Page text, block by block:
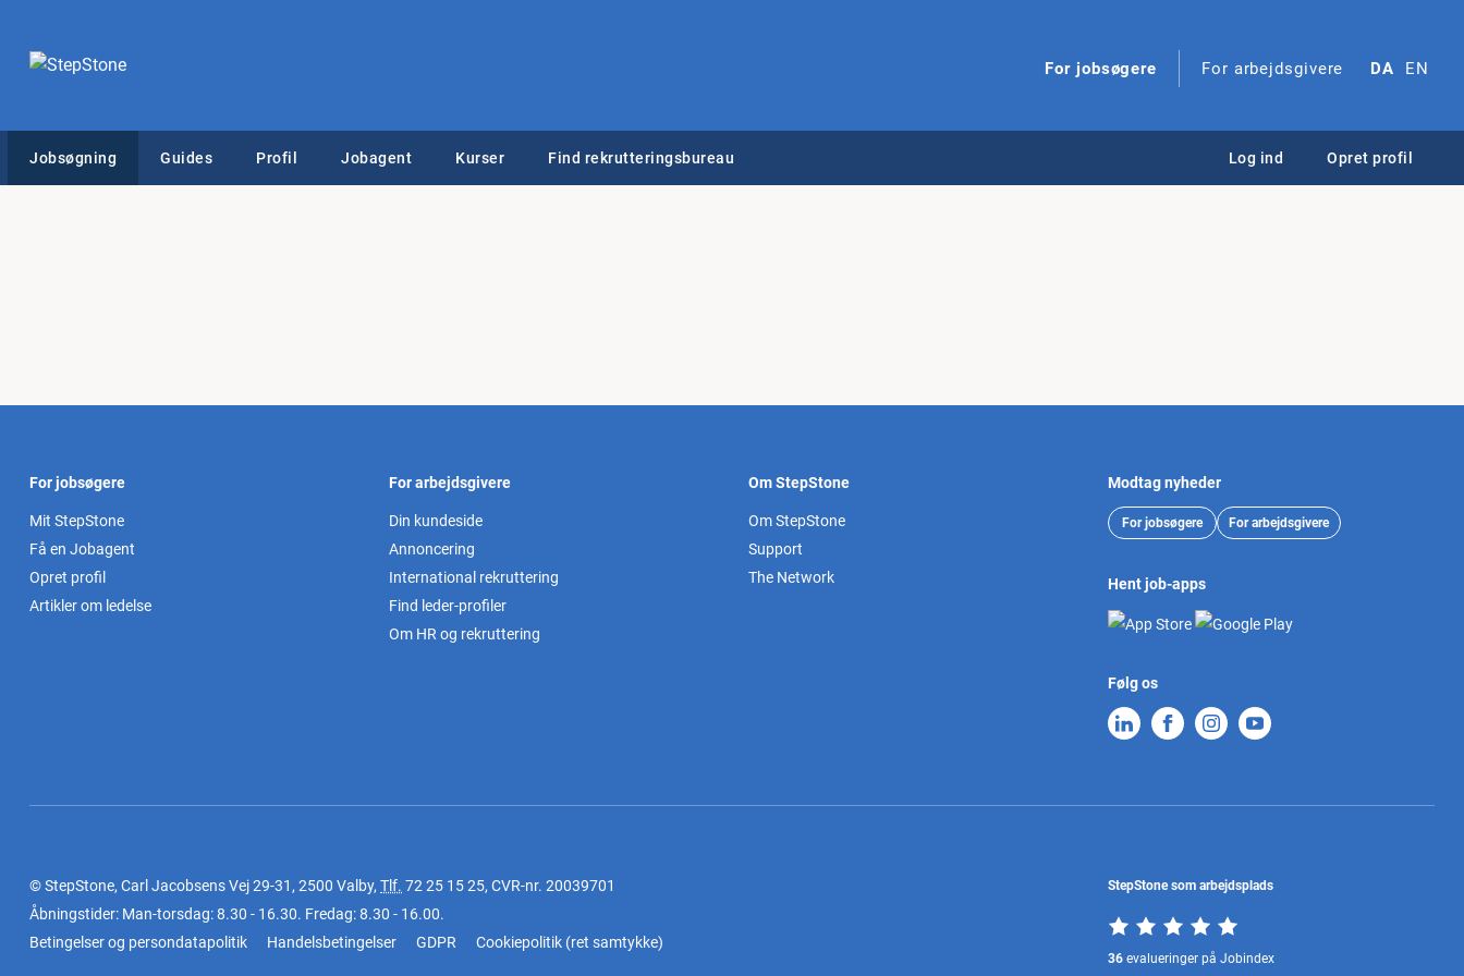
For jobsøgere For arbejdsgivere DA EN
Jobsøgning Guides Profil Jobagent Kurser Find rekrutteringsbureau Log ind Opret profil
For jobsøgere
Mit StepStone
Få en Jobagent
Opret profil
Artikler om ledelse
For arbejdsgivere
Din kundeside
Annoncering
International rekruttering
Find leder-profiler
Om HR og rekruttering
Om StepStone
Om StepStone
Support
The Network
Modtag nyheder
For jobsøgere For arbejdsgivere
Hent job-apps
Følg os
© StepStone, Carl Jacobsens Vej 29-31, 2500 Valby, Tlf. 72 25 15 25, CVR-nr. 20039701
Åbningstider: Man-torsdag: 8.30 - 16.30. Fredag: 8.30 - 16.00.
Betingelser og persondatapolitik
Handelsbetingelser GDPR Cookiepolitik (ret samtykke)
StepStone som arbejdsplads
36 evalueringer på Jobindex